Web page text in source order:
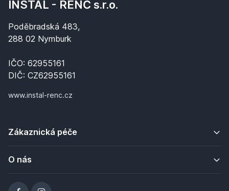
INSTAL - RENČ s.r.o.
Poděbradská 483,
288 02 Nymburk
IČO: 62955161
DIČ: CZ62955161
www.instal-renc.cz
Zákaznická péče
O nás